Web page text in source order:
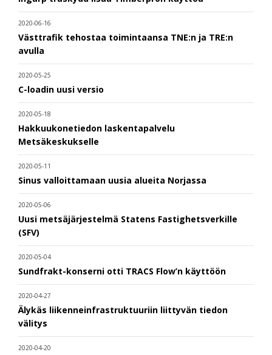
2020-06-16
Västtrafik tehostaa toimintaansa TNE:n ja TRE:n
avulla
2020-05-25
C-loadin uusi versio
2020-05-18
Hakkuukonetiedon laskentapalvelu
Metsäkeskukselle
2020-05-11
Sinus valloittamaan uusia alueita Norjassa
2020-05-06
Uusi metsäjärjestelmä Statens Fastighetsverkille
(SFV)
2020-05-04
Sundfrakt-konserni otti TRACS Flow’n käyttöön
2020-04-27
Älykäs liikenneinfrastruktuuriin liittyvän tiedon
välitys
2020-04-20